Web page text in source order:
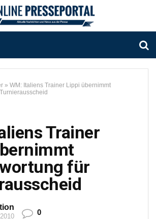
» WM: Italiens Trainer Lippi übernimmt
Trainer
für
0